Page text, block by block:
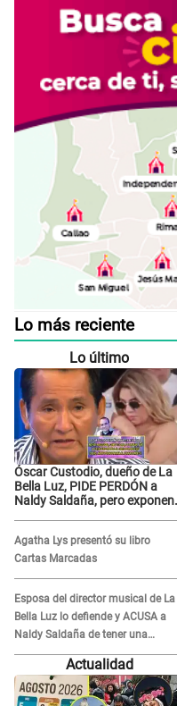
Lo más reciente
Lo último
Óscar Custodio, dueño de La
Bella Luz, PIDE PERDÓN a
Naldy Saldaña, pero exponen
grabar"
Agatha Lys presentó su libro
Cartas Marcadas
Esposa del director musical de La
Bella Luz lo defiende y ACUSA a
Naldy Saldaña de tener una
relación con él y otros integrantes
Actualidad